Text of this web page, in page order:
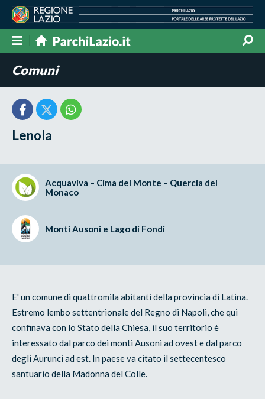
Comuni
Lenola
Acquaviva – Cima del Monte – Quercia del
Monaco
Monti Ausoni e Lago di Fondi
E' un comune di quattromila abitanti della provincia di Latina.
Estremo lembo settentrionale del Regno di Napoli, che qui
confinava con lo Stato della Chiesa, il suo territorio è
interessato dal parco dei monti Ausoni ad ovest e dal parco
degli Aurunci ad est. In paese va citato il settecentesco
santuario della Madonna del Colle.